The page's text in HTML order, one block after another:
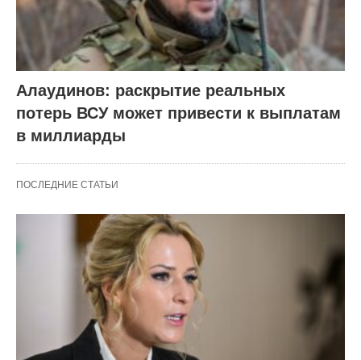
Алаудинов: раскрытие реальных
потерь ВСУ может привести к выплатам
в миллиарды
ПОСЛЕДНИЕ СТАТЬИ